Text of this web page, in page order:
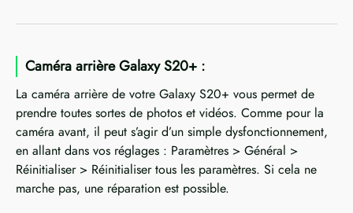
Caméra arrière Galaxy S20+ :
La caméra arrière de votre Galaxy S20+ vous permet de
prendre toutes sortes de photos et vidéos. Comme pour la
caméra avant, il peut s’agir d’un simple dysfonctionnement,
en allant dans vos réglages : Paramètres > Général >
Réinitialiser > Réinitialiser tous les paramètres. Si cela ne
marche pas, une réparation est possible.